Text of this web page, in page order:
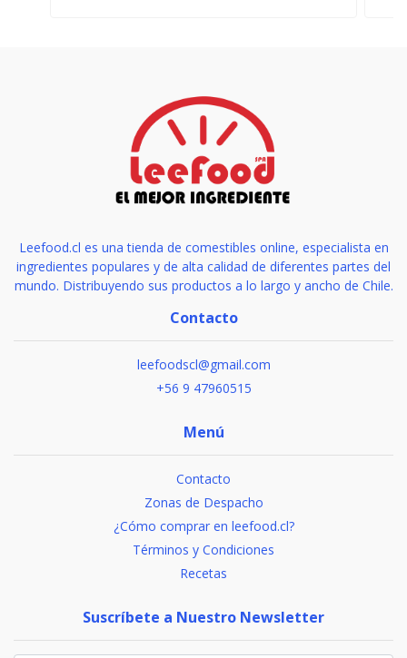
Leefood.cl es una tienda de comestibles online, especialista en
ingredientes populares y de alta calidad de diferentes partes del
mundo. Distribuyendo sus productos a lo largo y ancho de Chile.
Contacto
leefoodscl@gmail.com
+56 9 47960515
Menú
Contacto
Zonas de Despacho
¿Cómo comprar en leefood.cl?
Términos y Condiciones
Recetas
Suscríbete a Nuestro Newsletter